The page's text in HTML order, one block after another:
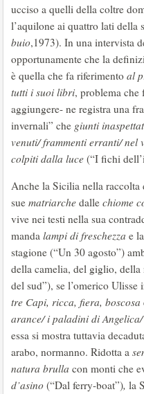
ucciso a quelli della coltre
l’aquilone ai quattro lati della
buio,1973). In una intervista
opportunamente che la
è quella che fa riferimento al
tutti i suoi libri, problema che
aggiungere- ne registra una
invernali” che giunti
venuti/ frammenti erranti/ nel
colpiti dalla luce (“I fichi
Anche la Sicilia nella raccolta
sue matriarche dalle chiome
vive nei testi nella sua
manda lampi di freschezza e
stagione (“Un 30 agosto”)
della camelia, del giglio,
del sud”), se l’omerico
tre Capi, ricca, fiera, boscosa
arance/ i paladini di
essa si mostra tuttavia
arabo, normanno. Ridotta a
natura brulla con monti che
d’asino (“Dal ferry-boat”), la